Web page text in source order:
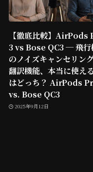
【徹底比較】AirPods
3 vs Bose QC3 ─ 飛行
のノイズキャンセリン
翻訳機能、本当に使え
はどっち？ AirPods
vs. Bose QC3
2025年9月12日